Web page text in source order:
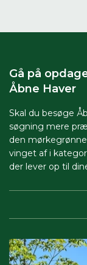
Gå på
Åbne Haver
Skal du besøge
søgning mere
den
vinget af i
der lever op til
Region:her
Periode:vil du
skal du sætte
Havestof
0resultater
Arrangementer
0resultater
Åbne haver